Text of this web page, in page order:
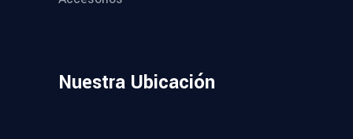
Nuestra Ubicación